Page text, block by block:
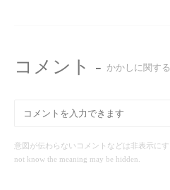
コメント - かかしに関す
意図が伝わらないコメントなどは非表示に
not know the meaning may be hidden.